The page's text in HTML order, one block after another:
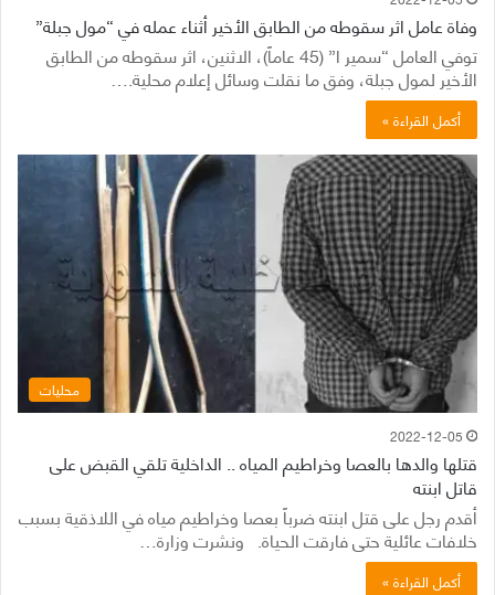
وفاة عامل اثر سقوطه من الطابق الأخير أثناء عمله في “مول جبلة”
توفي العامل “سمير ا” (45 عاماً)، الاثنين، اثر سقوطه من الطابق
الأخير لمول جبلة، وفق ما نقلت وسائل إعلام محلية.…
أكمل القراءة »
محليات
2022-12-05
قتلها والدها بالعصا وخراطيم المياه .. الداخلية تلقي القبض على
قاتل ابنته
أقدم رجل على قتل ابنته ضرباً بعصا وخراطيم مياه في اللاذقية بسبب
خلافات عائلية حتى فارقت الحياة. ونشرت وزارة…
أكمل القراءة »